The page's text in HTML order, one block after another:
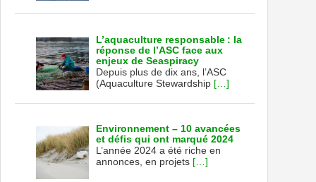
L’aquaculture responsable : la
réponse de l’ASC face aux
enjeux de Seaspiracy
Depuis plus de dix ans, l’ASC
(Aquaculture Stewardship […]
Environnement – 10 avancées
et défis qui ont marqué 2024
L’année 2024 a été riche en
annonces, en projets […]